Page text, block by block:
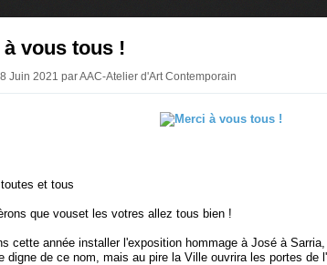
à vous tous !
Juin 2021 par AAC-Atelier d'Art Contemporain
et tous
que vouset les votres allez tous bien !
cette année installer l'exposition hommage à José à
digne de ce nom, mais au pire la Ville ouvrira les portes de